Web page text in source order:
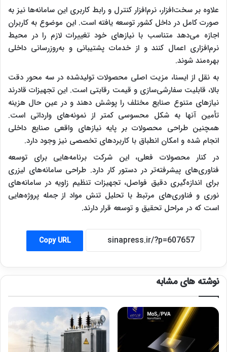
علاوه بر سخت‌افزار، نرم‌افزار کنترل و رابط کاربری این سامانه‌ها نیز به
صورت کامل در داخل کشور توسعه یافته است. این موضوع به کاربران
اجازه می‌دهد متناسب با نیازهای خود تغییرات لازم را در محیط
نرم‌افزاری اعمال کنند و از خدمات پشتیبانی و به‌روزرسانی داخلی
بهره‌مند شوند.
به نقل از ایسنا، مزیت اصلی محصولات تولیدشده در سه محور دقت
بالا، قابلیت سفارشی‌سازی و قیمت رقابتی است. این تجهیزات قادرند
نیازهای متنوع صنایع مختلف را پوشش دهند و در عین حال هزینه
تأمین آنها به شکل محسوسی کمتر از نمونه‌های وارداتی است.
همچنین طراحی محصولات بر پایه نیازهای واقعی صنایع داخلی
انجام شده و امکان انطباق با کاربردهای تخصصی نیز وجود دارد.
در کنار محصولات فعلی، این شرکت برنامه‌هایی برای توسعه
فناوری‌های پیشرفته‌تر در دستور کار دارد. طراحی سامانه‌های لیزری
برای اندازه‌گیری دقیق فواصل، تجهیزات تنظیم زاویه در سامانه‌های
نوری و فناوری‌های مرتبط با تحلیل تنش مواد از جمله پروژه‌هایی
است که در مراحل تحقیق و توسعه قرار دارند.
Copy URL
نوشته های مشابه